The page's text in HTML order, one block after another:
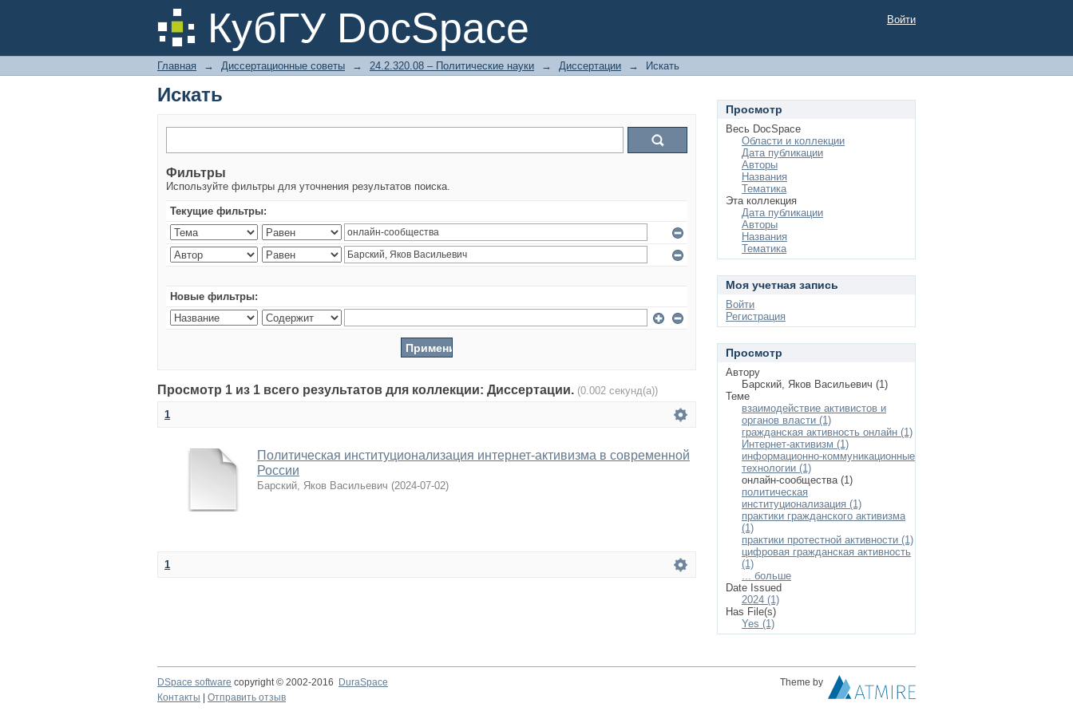
КубГУ DocSpace
Искать Войти
Главная → Диссертационные советы → 24.2.320.08 – Политические науки → Диссертации → Искать
Искать
Фильтры
Используйте фильтры для уточнения результатов поиска.
Текущие фильтры:
Новые фильтры:
Просмотр 1 из 1 всего результатов для коллекции: Диссертации. (0.002 секунд(а))
1
Политическая институционализация интернет-активизма в современной
России
Барский, Яков Васильевич (2024-07-02)
1
Просмотр
Весь DocSpace
Области и коллекции
Дата публикации
Авторы
Названия
Тематика
Эта коллекция
Дата публикации
Авторы
Названия
Тематика
Моя учетная запись
Войти
Регистрация
Просмотр
Автору
Барский, Яков Васильевич (1)
Теме
взаимодействие активистов и
органов власти (1)
гражданская активность онлайн (1)
Интернет-активизм (1)
информационно-коммуникационные
технологии (1)
онлайн-сообщества (1)
политическая
институционализация (1)
практики гражданского активизма
(1)
практики протестной активности (1)
цифровая гражданская активность
(1)
... больше
Date Issued
2024 (1)
Has File(s)
Yes (1)
DSpace software copyright © 2002-2016 DuraSpace
Theme by
Контакты
Отправить отзыв